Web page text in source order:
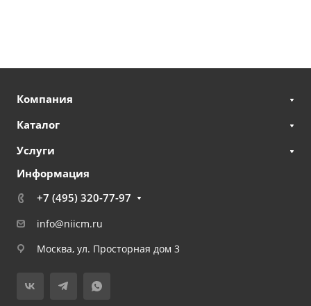
Компания
Каталог
Услуги
Информация
+7 (495) 320-77-97
info@niicm.ru
Москва, ул. Просторная дом 3